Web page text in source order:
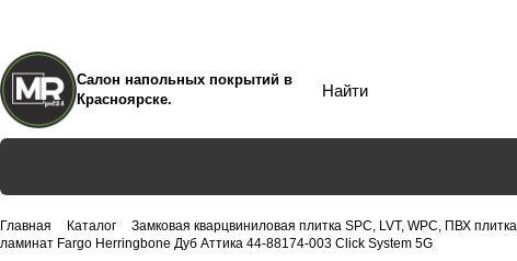
Салон напольных покрытий в
Красноярске.
Главная Каталог Замковая кварцвиниловая плитка SPC, LVT, WPC, ПВХ плитка
ламинат Fargo Herringbone Дуб Аттика 44-88174-003 Click System 5G